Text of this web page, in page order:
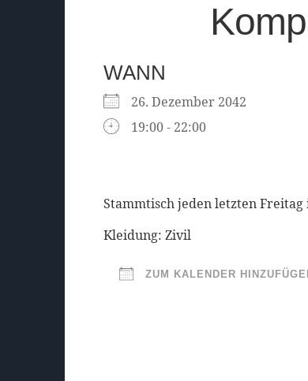
WANN
26. Dezember 2042
19:00 - 22:00
Stammtisch jeden letzten
Kleidung: Zivil
ZUM KALENDER